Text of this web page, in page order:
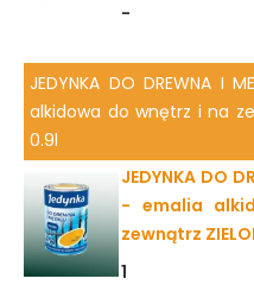
-
JEDYNKA DO DREWNA I
alkidowa do wnętrz i na
0.9l
JEDYNKA DO
- emalia
zewnątrz
1